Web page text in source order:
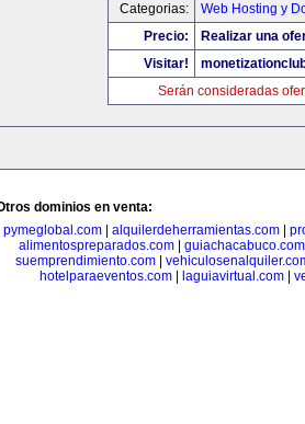
Categorias:
Web Hosting y
Precio:
Realizar una
Visitar!
Serán consideradas
dominios en venta:
pymeglobal.com| alquilerdeherramientas.com|
alimentospreparados.com| guiachacabuco.com
suemprendimiento.com|
hotelparaeventos.com
laguiavirtual.com